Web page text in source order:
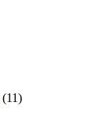
(11)